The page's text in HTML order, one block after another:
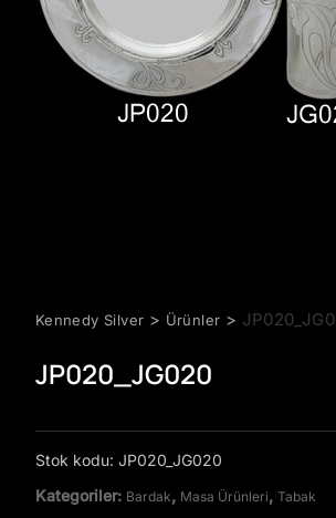
Kennedy Silver > Ürünler >
JP020_JG020
Stok kodu: JP020_JG020
Kategoriler: Bardak, Masa Ürünleri, Tabak